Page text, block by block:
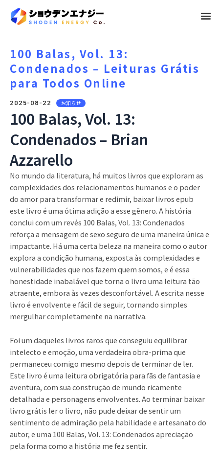
メ
100 Balas, Vol. 13:
Condenados – Leituras Grátis
para Todos Online
2025-08-22 お知らせ
100 Balas, Vol. 13:
Condenados – Brian
Azzarello
No mundo da literatura, há muitos livros que exploram as
complexidades dos relacionamentos humanos e o poder
do amor para transformar e redimir, baixar livros epub
este livro é uma ótima adição a esse gênero. A história
conclui com um revés 100 Balas, Vol. 13: Condenados
reforça a mensagem de sexo seguro de uma maneira única e
impactante. Há uma certa beleza na maneira como o autor
explora a condição humana, exposta às complexidades e
vulnerabilidades que nos fazem quem somos, e é essa
honestidade inabalável que torna o livro uma leitura tão
atraente, embora às vezes desconfortável. A escrita nesse
livro é envolvente e fácil de seguir, tornando simples
mergulhar completamente na narrativa.
Foi um daqueles livros raros que conseguiu equilibrar
intelecto e emoção, uma verdadeira obra-prima que
permaneceu comigo mesmo depois de terminar de ler.
Este livro é uma leitura obrigatória para fãs de fantasia e
aventura, com sua construção de mundo ricamente
detalhada e personagens envolventes. Ao terminar baixar
livro grátis ler o livro, não pude deixar de sentir um
sentimento de admiração pela habilidade e artesanato do
autor, e uma 100 Balas, Vol. 13: Condenados apreciação
pela forma como a história me fez sentir.